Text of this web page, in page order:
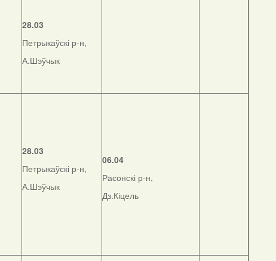
28.03
Петрыкаўскі р-н,
А.Шэўчык
28.03
Петрыкаўскі р-н,
А.Шэўчык
06.04
Расонскі р-н,
Дз.Кіцель